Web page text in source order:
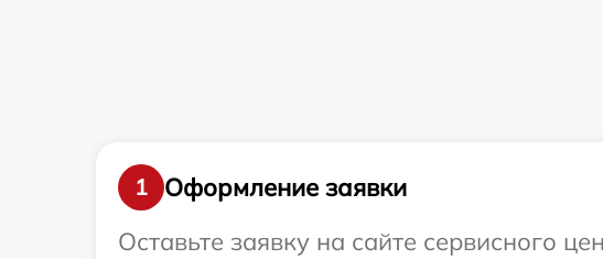
1
Оформление заявки
Оставьте заявку на сайте сервисного